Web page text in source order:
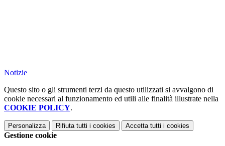
Notizie
Questo sito o gli strumenti terzi da questo utilizzati si avvalgono di
cookie necessari al funzionamento ed utili alle finalità illustrate nella
COOKIE POLICY.
Personalizza Rifiuta tutti i cookies Accetta tutti i cookies
Gestione cookie